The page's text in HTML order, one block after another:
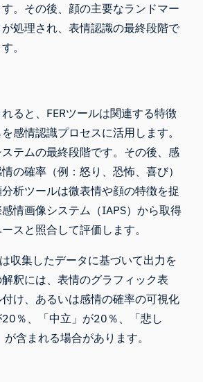
。その後、顔の主要なランドマー
処理され、表情認識の最終段階で
。
ると、FERツールは関連する特徴
感情認識プロセスに活用します。
テムの最終段階です。その後、感
の確率（例：怒り、恐怖、喜び）
析ツールは微表情や顔の特徴を捉
情画像システム（IAPS）から取得
スと照合して評価します。
収集したデータに基づいて出力を
釈には、表情のグラフィック表
け、あるいは感情の確率の可視化
20％、「中立」が20％、「悲し
含まれる場合があります。